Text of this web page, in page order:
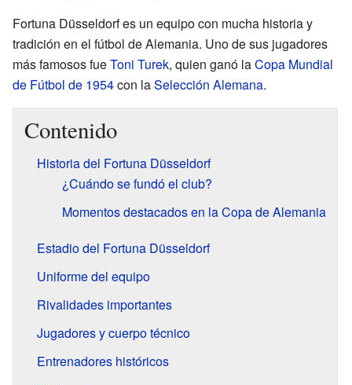
Fortuna Düsseldorf es un equipo con mucha historia y
tradición en el fútbol de Alemania. Uno de sus jugadores
más famosos fueToni Turek, quien ganó laCopa Mundial
de Fútbol de 1954con laSelección Alemana.
Contenido
Historia del Fortuna Düsseldorf
¿Cuándo se fundó el club?
Momentos destacados en la Copa de Alemania
Estadio del Fortuna Düsseldorf
Uniforme del equipo
Rivalidades importantes
Jugadores y cuerpo técnico
Entrenadores históricos